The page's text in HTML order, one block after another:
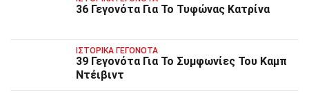
36 Γεγονότα Για Το Τυφώνας Κατρίνα
ΙΣΤΟΡΙΚΆ ΓΕΓΟΝΌΤΑ
39 Γεγονότα Για Το Συμφωνίες Του Καμπ
Ντέιβιντ